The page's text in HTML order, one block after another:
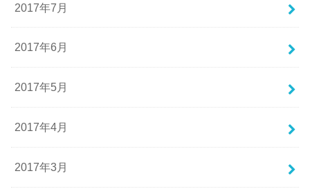
2017年7月
2017年6月
2017年5月
2017年4月
2017年3月